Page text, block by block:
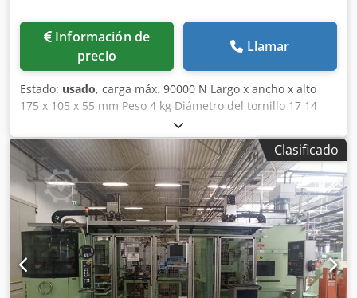
Información de
precio
Llamar
Estado: usado, carga máx. 90000 N Largo x ancho x alto
175 x 105 x 55 mm Peso 4 kg Diámetro del tornillo 17 14
piezas en stock, Dcjdsuftryopfx Acdok sin tornillo roscado,
precio unitario € 40,-
Clasificado